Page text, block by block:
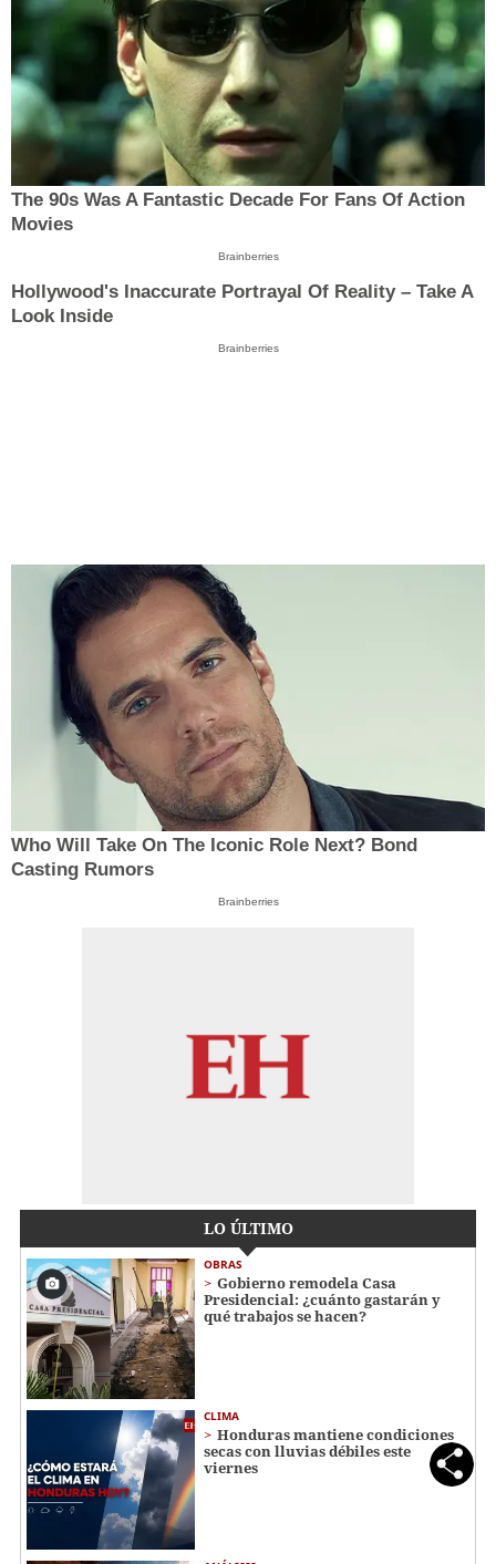
The 90s Was A Fantastic Decade For Fans Of Action
Movies
Brainberries
Hollywood's Inaccurate Portrayal Of Reality – Take A
Look Inside
Brainberries
Who Will Take On The Iconic Role Next? Bond
Casting Rumors
Brainberries
LO ÚLTIMO
OBRAS
Gobierno remodela Casa
Presidencial: ¿cuánto gastarán y
qué trabajos se hacen?
CLIMA
Honduras mantiene condiciones
secas con lluvias débiles este
viernes